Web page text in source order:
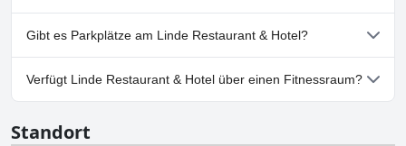
Nein, Linde Restaurant & Hotel erlaubt keine Hunde.
Gibt es Parkplätze am Linde Restaurant & Hotel?
Ja, Parkmöglichkeiten sind im Linde Restaurant & Hotel
vorhanden.
Verfügt Linde Restaurant & Hotel über einen Fitnessraum?
Standort